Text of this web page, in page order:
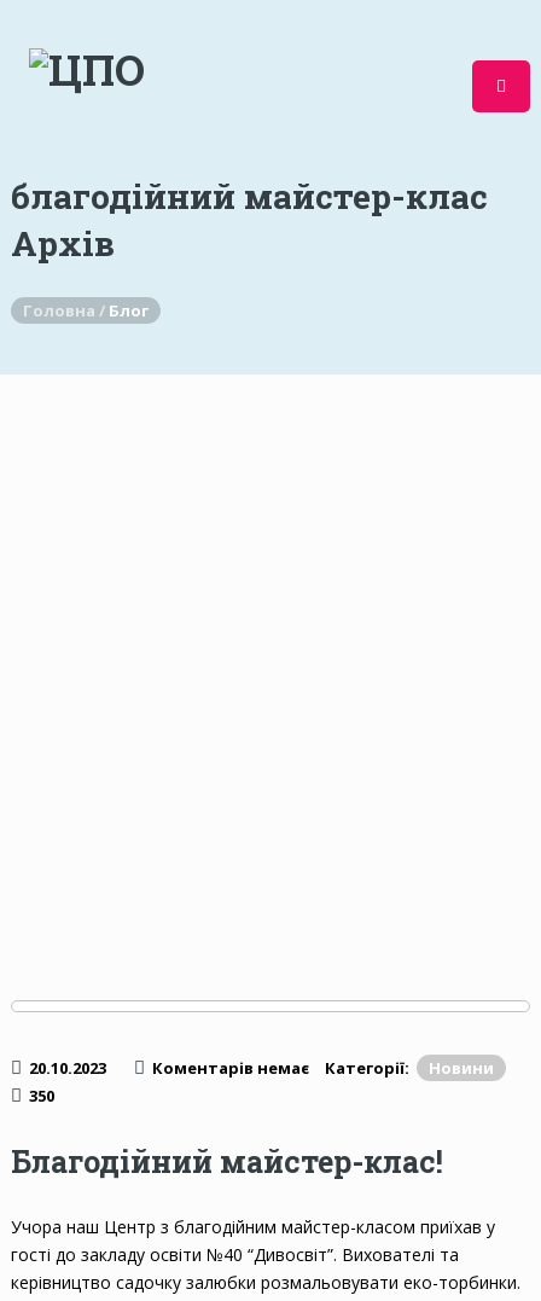
благодійний майстер-клас
Архів
Головна / Блог
20.10.2023 Коментарів немає Категорії:
Новини
350
Благодійний майстер-клас!
Учора наш Центр з благодійним майстер-класом приїхав у
гості до закладу освіти №40 “Дивосвіт”. Вихователі та
керівництво садочку залюбки розмальовувати еко-торбинки.